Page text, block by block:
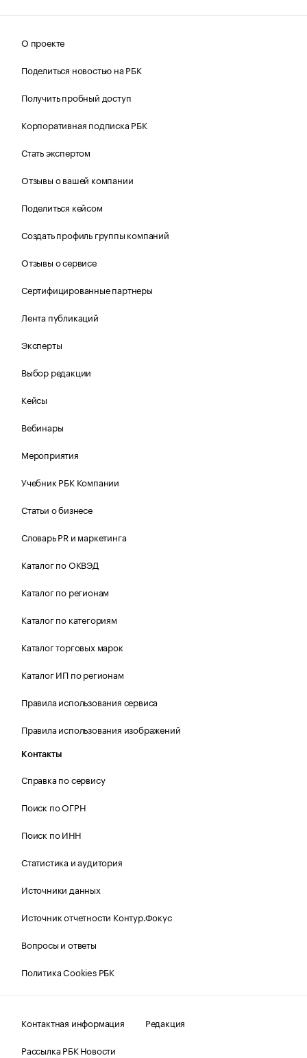
О проекте
Поделиться новостью на РБК
Получить пробный доступ
Корпоративная подписка РБК
Стать экспертом
Отзывы о вашей компании
Поделиться кейсом
Создать профиль группы компаний
Отзывы о сервисе
Сертифицированные партнеры
Лента публикаций
Эксперты
Выбор редакции
Кейсы
Вебинары
Мероприятия
Учебник РБК Компании
Статьи о бизнесе
Словарь PR и маркетинга
Каталог по ОКВЭД
Каталог по регионам
Каталог по категориям
Каталог торговых марок
Каталог ИП по регионам
Правила использования сервиса
Правила использования изображений
Контакты
Справка по сервису
Поиск по ОГРН
Поиск по ИНН
Статистика и аудитория
Источники данных
Источник отчетности Контур.Фокус
Вопросы и ответы
Политика Cookies РБК
Контактная информация
Редакция
Рассылка РБК Новости